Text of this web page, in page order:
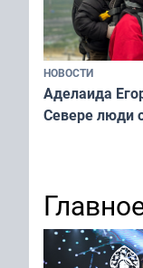
НОВОСТИ
Аделаида
Севере люди